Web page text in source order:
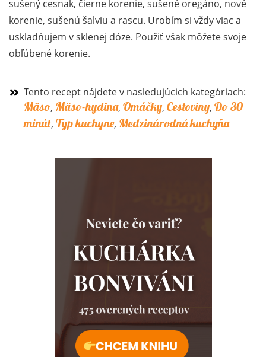
sušený cesnak, čierne korenie, sušené oregáno, nové
korenie, sušenú šalviu a rascu. Urobím si vždy viac a
uskladňujem v sklenej dóze. Použiť však môžete svoje
obľúbené korenie.
Tento recept nájdete v nasledujúcich kategóriach:
Mäso, Mäso-hydina, Omáčky, Cestoviny, Do 30
minút, Typ kuchyne, Medzinárodná kuchyňa